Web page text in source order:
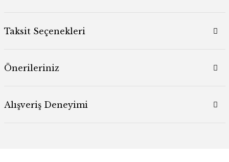
Taksit Seçenekleri
Önerileriniz
Alışveriş Deneyimi